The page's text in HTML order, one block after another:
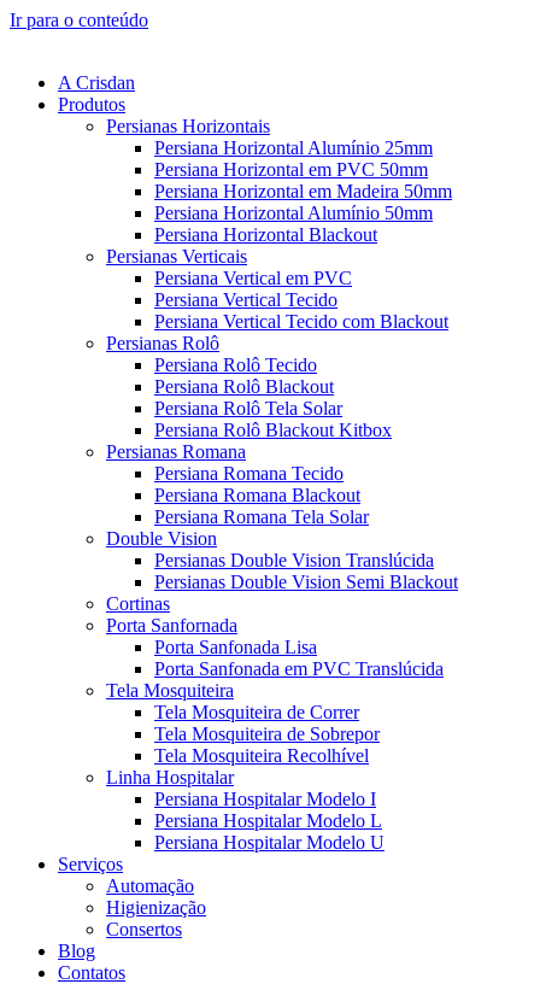
Ir para o conteúdo
A Crisdan
Produtos
Persianas Horizontais
Persiana Horizontal Alumínio 25mm
Persiana Horizontal em PVC 50mm
Persiana Horizontal em Madeira 50mm
Persiana Horizontal Alumínio 50mm
Persiana Horizontal Blackout
Persianas Verticais
Persiana Vertical em PVC
Persiana Vertical Tecido
Persiana Vertical Tecido com Blackout
Persianas Rolô
Persiana Rolô Tecido
Persiana Rolô Blackout
Persiana Rolô Tela Solar
Persiana Rolô Blackout Kitbox
Persianas Romana
Persiana Romana Tecido
Persiana Romana Blackout
Persiana Romana Tela Solar
Double Vision
Persianas Double Vision Translúcida
Persianas Double Vision Semi Blackout
Cortinas
Porta Sanfornada
Porta Sanfonada Lisa
Porta Sanfonada em PVC Translúcida
Tela Mosquiteira
Tela Mosquiteira de Correr
Tela Mosquiteira de Sobrepor
Tela Mosquiteira Recolhível
Linha Hospitalar
Persiana Hospitalar Modelo I
Persiana Hospitalar Modelo L
Persiana Hospitalar Modelo U
Serviços
Automação
Higienização
Consertos
Blog
Contatos